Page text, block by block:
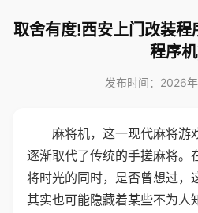
取舍有度!西安上门改装
程序
发布时间：2026
麻将机，这一现代麻将游
逐渐取代了传统的手搓麻将。
将时光的同时，是否曾想过，
其实也可能隐藏着某些不为人